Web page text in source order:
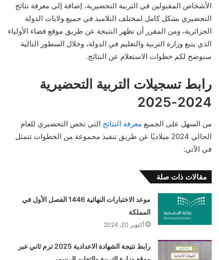
الأشخاص المقبولين في التربية التحضيرية، إضافة إلى معرفة نتائج
التحضيري بشكل كامل لمختلف التلاميذ في جميع ولايات الدولة
الجزائرية، ومن المقرر أن تظهر النتيجة عن طريق موقع فضاء الأولياء
الذي يتبع وزارة التربية والتعليم في الدولة، وخلال السطور التالية
سنوضح لكم خطوات الاستعلام عن النتائج.
رابط تسجيلات التربية التحضيرية
2024-2025
من السهل على الجميع معرفة النتائج التي تخص التحضيري للعام
الحالي 2024 ميلاديًا عن طريق تنفيذ مجموعة من الخطوات تتمثل
في الآتي:
مقالات ذات صلة
موعد الاختبارات النهائية 1446 الفصل الأول في
المملكة
أكتوبر 20, 2024
رابط نتيجة الشهادة الاعدادية 2025 ترم ثاني عبر